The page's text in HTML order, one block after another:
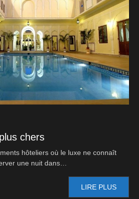
chers
hôteliers où le luxe ne connaît
une nuit dans…
LIRE PLUS